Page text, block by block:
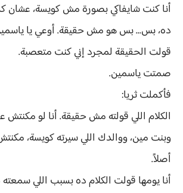
أنا كنت شايفاكي بصورة مش كويسة، عشان
ده، بس... بس هو مش حقيقة. أوعي يا
قولت الحقيقة لمجرد إني كنت متعصبة.
صمتت ياسمين.
فأكملت ثريا:
الكلام اللي قولته مش حقيقة. أنا لو مكنتش
وبنت مين، ووالدك اللي سيرته كويسة،
أصلاً.
أنا يومها قولت الكلام ده بسبب اللي